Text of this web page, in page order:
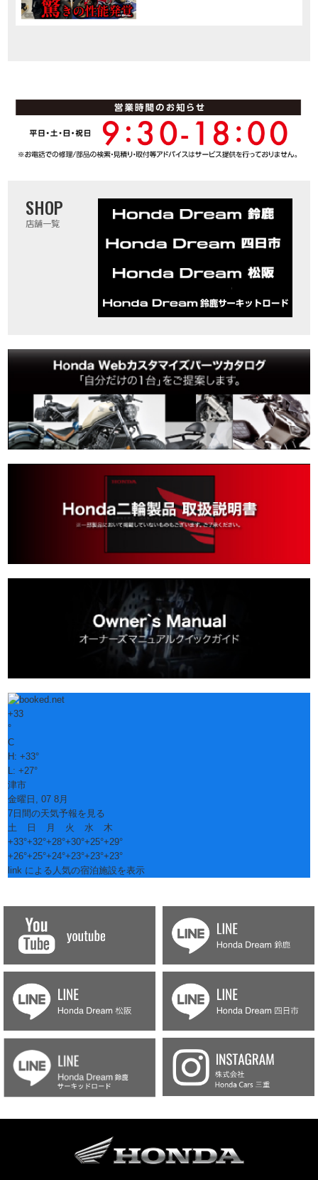
NEW BIKE 「フォルツァ」軽二輪スクーター フォルツァ をモデルチェンジし発売！
NEW BIKE 大型クルーザーモデル「Rebel 1100」を新発売!!
よりスポーティーなイメージを強化『CBR650R』を発表!
NEW BIKE Neo Sports Caféシリーズのミドルクラスモデル『CB650R』を発表！
NEW BIKE フルモデルチェンジした 新型「PCX」「PCX160」「PCX e:HEV」を発表!
SHOP
店舗一覧
+33
°
C
H:+33°
L:+27°
津市
金曜日, 07 8月
7日間の天気予報を見る
土
日 月 火 水
木
+33°+32°+28°+30°+25°+29°
+26°+25°+24°+23°+23°+23°
link による人気の宿泊施設を表示